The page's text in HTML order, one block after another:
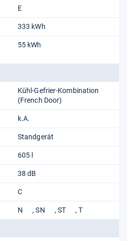
E
333 kWh
55 kWh
Kühl-Gefrier-Kombination
(French Door)
k.A.
Standgerät
605 l
38 dB
C
N SN ST T